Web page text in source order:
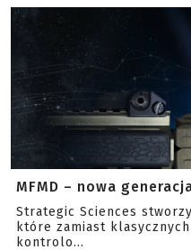
MFMD – nowa
Strategic Sciences
które zamiast
kontrolo...